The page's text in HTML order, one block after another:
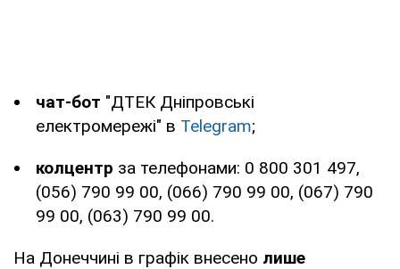
чат-бот "ДТЕК Дніпровські
електромережі" в Telegram;
колцентр за телефонами: 0 800 301 497,
(056) 790 99 00, (066) 790 99 00, (067) 790
99 00, (063) 790 99 00.
На Донеччині в графік внесено лише